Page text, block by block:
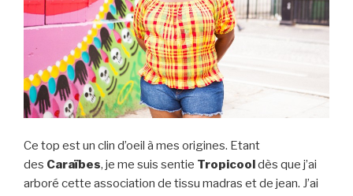
Ce top est un clin d’oeil à mes origines. Etant
des Caraïbes, je me suis sentie Tropicooldès que j’ai
arboré cette association de tissu madras et de jean. J’ai